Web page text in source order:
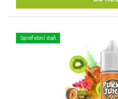
Spotřební daň